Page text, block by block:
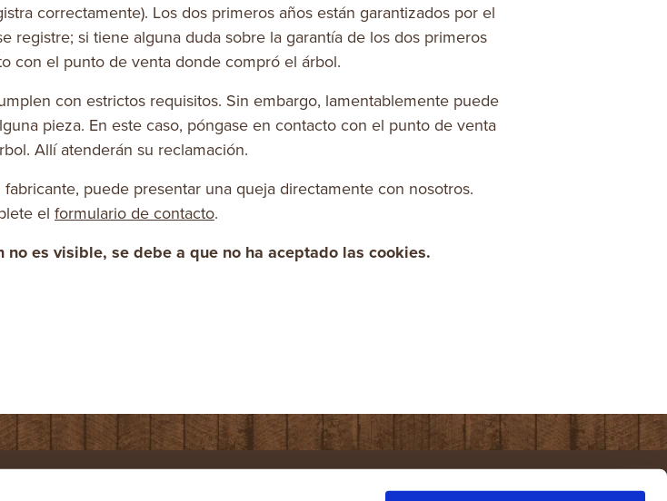
correctamente). Los dos primeros años están garantizados por el
registre; si tiene alguna duda sobre la garantía de los dos primeros
con el punto de venta donde compró el árbol.
con estrictos requisitos. Sin embargo, lamentablemente puede
pieza. En este caso, póngase en contacto con el punto de venta
Allí atenderán su reclamación.
puede presentar una queja directamente con nosotros.
el formulario de contacto.
es visible, se debe a que no ha aceptado las cookies.